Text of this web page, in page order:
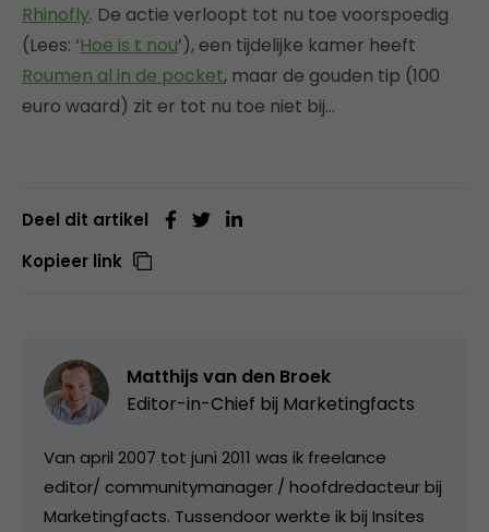
Rhinofly. De actie verloopt tot nu toe voorspoedig
(Lees: ‘Hoe is t nou’), een tijdelijke kamer heeft
Roumen al in de pocket, maar de gouden tip (100
euro waard) zit er tot nu toe niet bij…
Deel dit artikel
Kopieer link
Matthijs van den Broek
Editor-in-Chief bij Marketingfacts
Van april 2007 tot juni 2011 was ik freelance
editor/ communitymanager / hoofdredacteur bij
Marketingfacts. Tussendoor werkte ik bij Insites